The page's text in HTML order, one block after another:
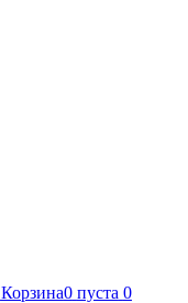
Корзина0 пуста 0